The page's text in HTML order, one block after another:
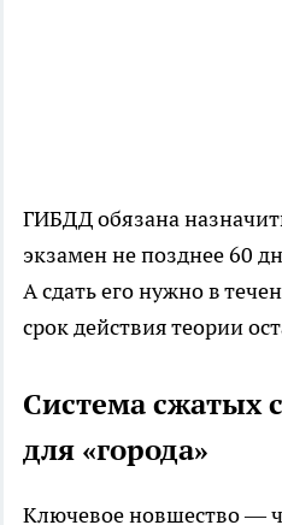
ГИБДД обязана
экзамен не позднее 60
А сдать его нужно в
срок действия теории
Система сжатых
для «города»
Ключевое новшество —